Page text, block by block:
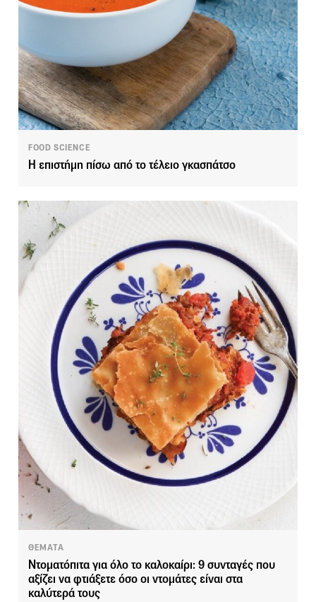
FOOD SCIENCE
Η επιστήμη πίσω από το τέλειο γκασπάτσο
ΘΕΜΑΤΑ
Ντοματόπιτα για όλο το καλοκαίρι: 9 συνταγές που
αξίζει να φτιάξετε όσο οι ντομάτες είναι στα
καλύτερά τους